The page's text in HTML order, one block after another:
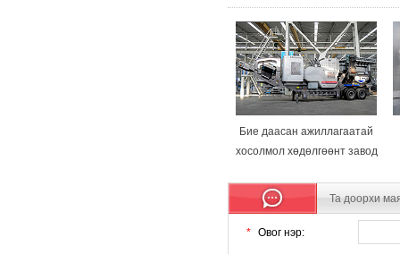
Бие даасан ажиллагаатай
хосолмол хөдөлгөөнт завод
Та доорхи
* Овог нэр: